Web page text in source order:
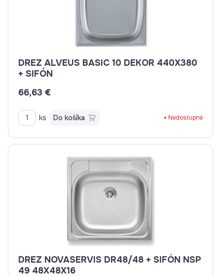
DREZ ALVEUS BASIC 10 DEKOR 440X380
+ SIFÓN
66,63 €
ks Do košíka Nedostupné
DREZ NOVASERVIS DR48/48 + SIFÓN NSP
49 48X48X16